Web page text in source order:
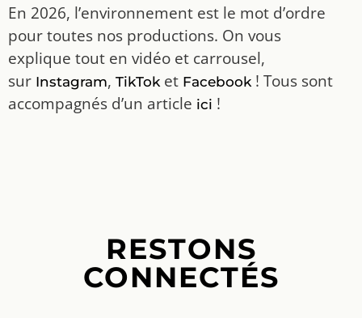
En 2026, l’environnement est le mot d’ordre
pour toutes nos productions. On vous
explique tout en vidéo et carrousel,
sur Instagram, TikToket Facebook! Tous sont
accompagnés d’un article ici !
RESTONS
CONNECTÉS